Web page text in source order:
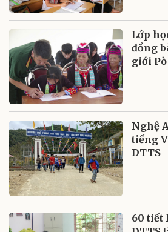
Lớp
đồng
giới
Nghệ
tiếng
DTTS
60 tiết